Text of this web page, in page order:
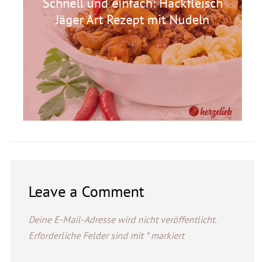
Jäger Art Rezept mit Nudeln
Leave a Comment
Deine E-Mail-Adresse wird nicht veröffentlicht.
Erforderliche Felder sind mit *markiert